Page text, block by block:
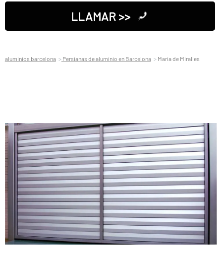
LLAMAR >>
aluminios barcelona Persianas de aluminio en Barcelona Maria de Miralles